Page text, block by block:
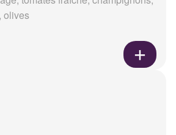
olives